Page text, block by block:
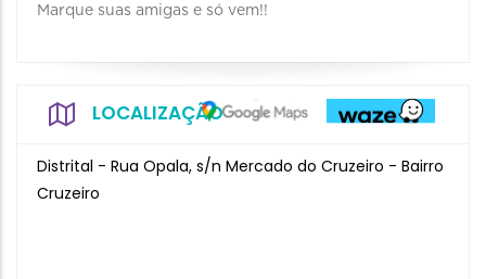
Marque suas amigas e só vem!!
LOCALIZAÇÃO
Distrital - Rua Opala, s/n Mercado do Cruzeiro - Bairro
Cruzeiro